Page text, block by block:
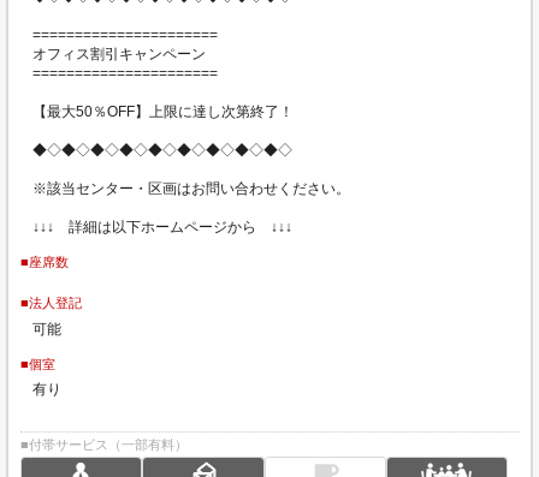
======================
オフィス割引キャンペーン
======================
【最大50％OFF】上限に達し次第終了！
◆◇◆◇◆◇◆◇◆◇◆◇◆◇◆◇◆◇
※該当センター・区画はお問い合わせください。
↓↓↓ 詳細は以下ホームページから ↓↓↓
■座席数
■法人登記
可能
■個室
有り
■付帯サービス（一部有料）